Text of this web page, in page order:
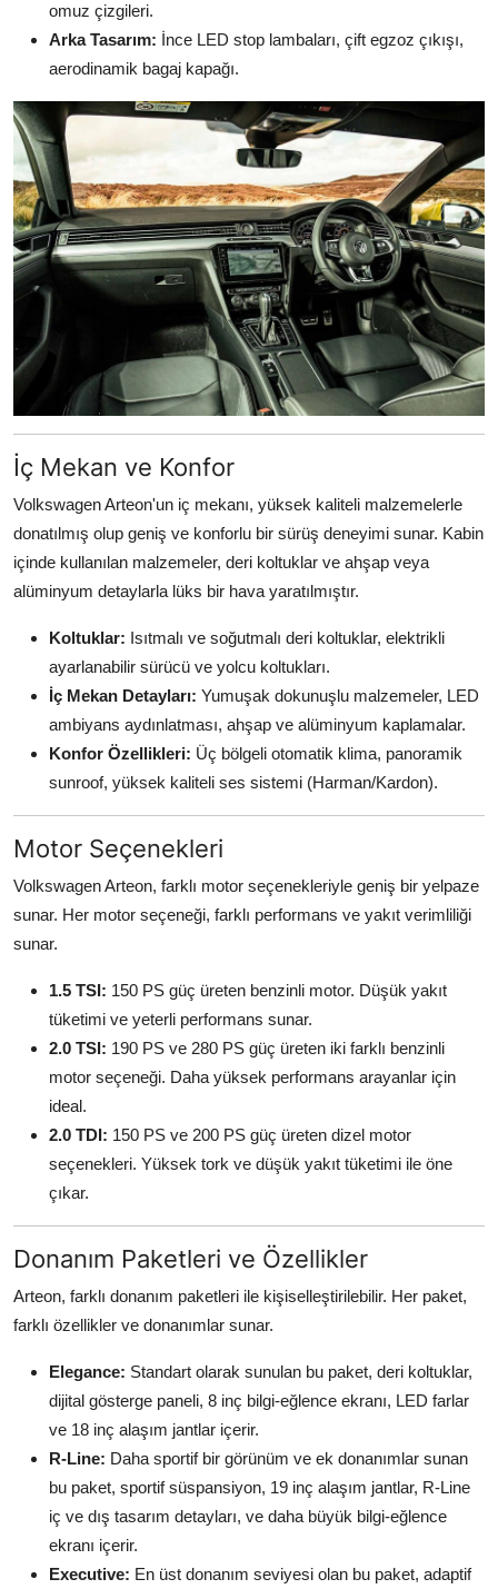
omuz çizgileri.
Arka Tasarım: İnce LED stop lambaları, çift egzoz çıkışı,
aerodinamik bagaj kapağı.
İç Mekan ve Konfor
Volkswagen Arteon'un iç mekanı, yüksek kaliteli malzemelerle
donatılmış olup geniş ve konforlu bir sürüş deneyimi sunar. Kabin
içinde kullanılan malzemeler, deri koltuklar ve ahşap veya
alüminyum detaylarla lüks bir hava yaratılmıştır.
Koltuklar: Isıtmalı ve soğutmalı deri koltuklar, elektrikli
ayarlanabilir sürücü ve yolcu koltukları.
İç Mekan Detayları: Yumuşak dokunuşlu malzemeler, LED
ambiyans aydınlatması, ahşap ve alüminyum kaplamalar.
Konfor Özellikleri: Üç bölgeli otomatik klima, panoramik
sunroof, yüksek kaliteli ses sistemi (Harman/Kardon).
Motor Seçenekleri
Volkswagen Arteon, farklı motor seçenekleriyle geniş bir yelpaze
sunar. Her motor seçeneği, farklı performans ve yakıt verimliliği
sunar.
1.5 TSI: 150 PS güç üreten benzinli motor. Düşük yakıt
tüketimi ve yeterli performans sunar.
2.0 TSI: 190 PS ve 280 PS güç üreten iki farklı benzinli
motor seçeneği. Daha yüksek performans arayanlar için
ideal.
2.0 TDI: 150 PS ve 200 PS güç üreten dizel motor
seçenekleri. Yüksek tork ve düşük yakıt tüketimi ile öne
çıkar.
Donanım Paketleri ve Özellikler
Arteon, farklı donanım paketleri ile kişiselleştirilebilir. Her paket,
farklı özellikler ve donanımlar sunar.
Elegance: Standart olarak sunulan bu paket, deri koltuklar,
dijital gösterge paneli, 8 inç bilgi-eğlence ekranı, LED farlar
ve 18 inç alaşım jantlar içerir.
R-Line: Daha sportif bir görünüm ve ek donanımlar sunan
bu paket, sportif süspansiyon, 19 inç alaşım jantlar, R-Line
iç ve dış tasarım detayları, ve daha büyük bilgi-eğlence
ekranı içerir.
Executive: En üst donanım seviyesi olan bu paket, adaptif